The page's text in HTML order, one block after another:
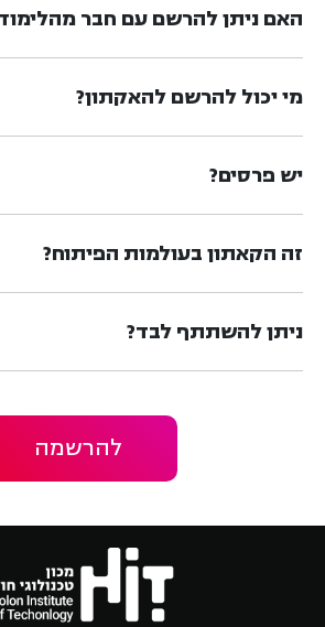
האם ניתן להרשם עם חבר
מי יכול להרשם להאקתון?
יש פרסים?
זה הקאתון בעולמות הפיתוח?
ניתן להשתתף לבד?
להרשמה